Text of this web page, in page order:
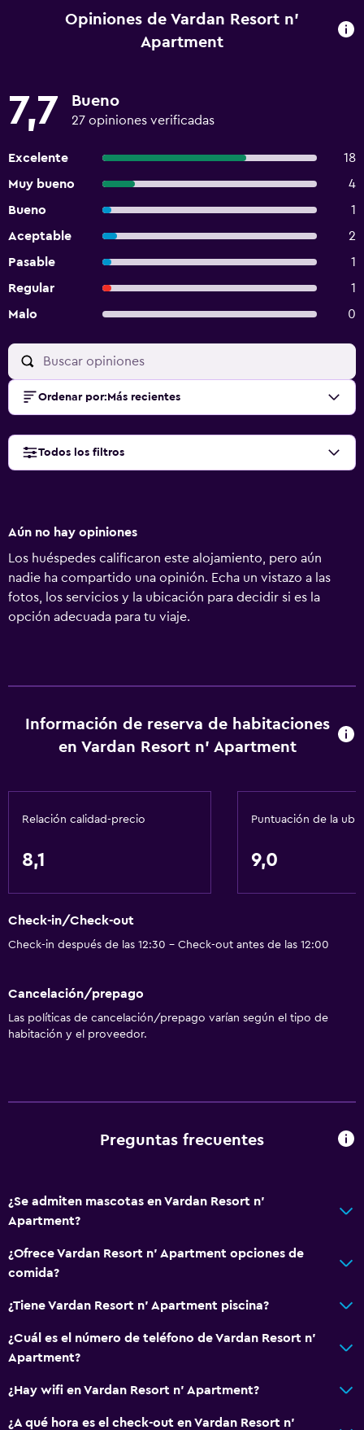
Opiniones de Vardan Resort n'
Apartment
7,7 Bueno
27 opiniones verificadas
Excelente
18
Muy bueno
4
Bueno
1
Aceptable
2
Pasable
1
Regular
1
Malo
0
Ordenar por: Más recientes
Todos los filtros
Aún no hay opiniones
Los huéspedes calificaron este alojamiento, pero aún
nadie ha compartido una opinión. Echa un vistazo a las
fotos, los servicios y la ubicación para decidir si es la
opción adecuada para tu viaje.
Información de reserva de habitaciones
en Vardan Resort n' Apartment
Relación calidad-precio
8,1
Puntuación de la
9,0
Check-in/Check-out
Check-in después de las 12:30 - Check-out antes de las 12:00
Cancelación/prepago
Las políticas de cancelación/prepago varían según el tipo de
habitación y el proveedor.
Preguntas frecuentes
¿Se admiten mascotas en Vardan Resort n'
Apartment?
¿Ofrece Vardan Resort n' Apartment opciones de
comida?
¿Tiene Vardan Resort n' Apartment piscina?
¿Cuál es el número de teléfono de Vardan Resort n'
Apartment?
¿Hay wifi en Vardan Resort n' Apartment?
¿A qué hora es el check-out en Vardan Resort n'